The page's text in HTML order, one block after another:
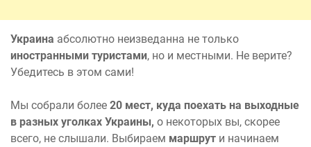
Украина абсолютно неизведанна не только
иностранными туристами, но и местными. Не верите?
Убедитесь в этом сами!
Мы собрали более 20 мест, куда поехать на выходные
в разных уголках Украины, о некоторых вы, скорее
всего, не слышали. Выбираем маршрут и начинаем